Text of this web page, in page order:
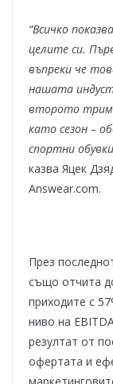
“Всичко
целите си.
въпреки че
нашата
второто
като сезон –
спортни
казва Яцек
Answear.com.
През
също отчита
приходите с
ниво на
резултат от
офертата и